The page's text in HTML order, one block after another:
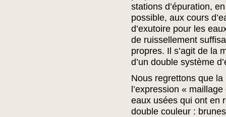
stations d’épuration,
possible, aux cours
d’exutoire pour les
de ruissellement
propres. Il s’agit de la
d’un double système
Nous regrettons que
l’expression «
eaux usées qui ont en
double couleur :